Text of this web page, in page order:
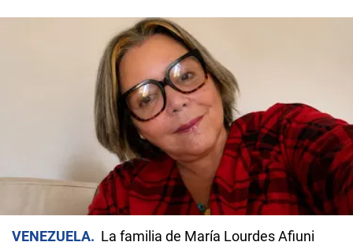
VENEZUELA
La familia de María Lourdes Afiuni